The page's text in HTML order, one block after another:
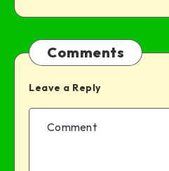
Comments
Leave a Reply